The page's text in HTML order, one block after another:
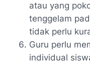
atau yang
tenggelam
tidak perlu
Guru perlu
individual